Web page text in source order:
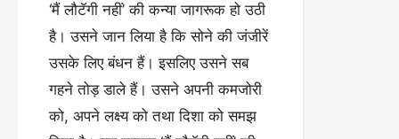
‘मैं लौटॅगी नहीं’ की कन्या जागरूक हो उठी
है। उसने जान लिया है कि सोने की जंजीरें
उसके लिए बंधन हैं। इसलिए उसने सब
गहने तोड़ डाले हैं। उसने अपनी कमजोरी
को, अपने लक्ष्य को तथा दिशा को समझ